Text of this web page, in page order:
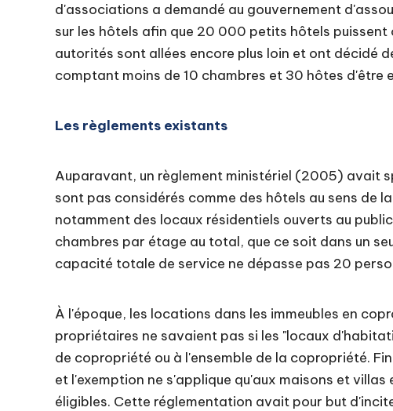
d'associations a demandé au gouvernement
sur les hôtels afin que 20 000 petits hôtels puissent
autorités sont allées encore plus loin et ont décidé
comptant moins de 10 chambres et 30 hôtes d'être
Les règlements existants
Auparavant, un règlement ministériel (2005) avait
sont pas considérés comme des hôtels au sens de
notamment des locaux résidentiels ouverts au
chambres par étage au total, que ce soit dans un
capacité totale de service ne dépasse pas 20
À l'époque, les locations dans les immeubles en
propriétaires ne savaient pas si les "locaux
de copropriété ou à l'ensemble de la copropriété.
et l'exemption ne s'applique qu'aux maisons et
éligibles. Cette réglementation avait pour but